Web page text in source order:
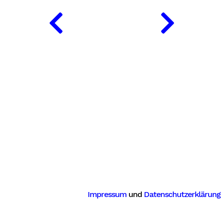
Impressum und Datenschutzerklärung